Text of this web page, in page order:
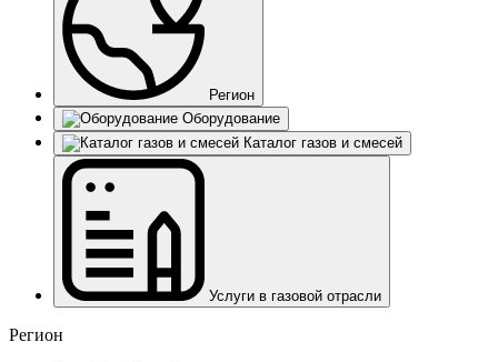
Регион
Оборудование
Каталог газов и смесей
Услуги в газовой отрасли
Регион